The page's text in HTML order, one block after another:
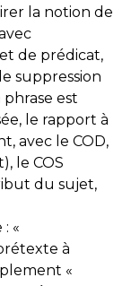
la notion de
de prédicat,
suppression
est
le rapport à
avec le COD,
le COS
du sujet,
«
à
«